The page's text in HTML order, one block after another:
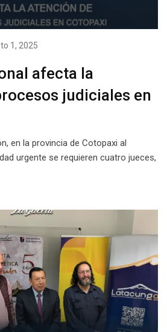
1, 2025
afecta la
judiciales en
en la provincia de Cotopaxi al
urgente se requieren cuatro jueces,